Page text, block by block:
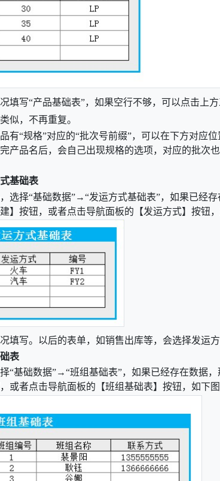
填写“产品基础表”，如果空行不够，可以点击上
似，不再重复。
有“规格”对应的“批次号前缀”，可以在下方对应
产品名后，会自己出现规格的选项，对应的批次
基础表
选择“基础数据”→“发运方式基础表”，如果已经
】按钮，或者点击导航面板的【发运方式】按钮，
填写。以后的表单，如销售出库等，会选择发运
表
“基础数据”→“班组基础表”，如果已经存在数据
，或者点击导航面板的【班组基础表】按钮，如下图